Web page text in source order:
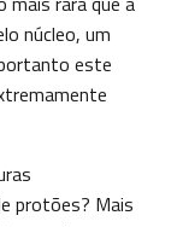
núcleo, um
este
protões? Mais